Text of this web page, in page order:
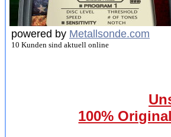
powered by Metallsonde.com
10 Kunden sind aktuell online
100%